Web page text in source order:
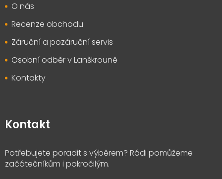
O nás
Recenze obchodu
Záruční a pozáruční servis
Osobní odběr v Lanškrouně
Kontakty
Kontakt